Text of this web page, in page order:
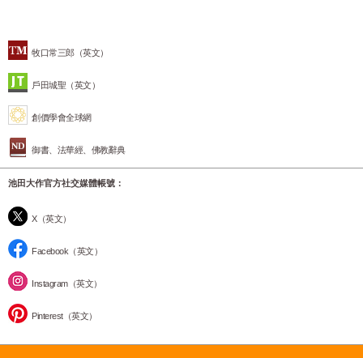
牧口常三郎（英文）
戶田城聖（英文）
創價學會全球網
御書、法華經、佛教辭典
池田大作官方社交媒體帳號：
X（英文）
Facebook（英文）
Instagram（英文）
Pinterest（英文）